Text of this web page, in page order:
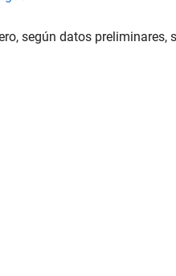
según datos preliminares,